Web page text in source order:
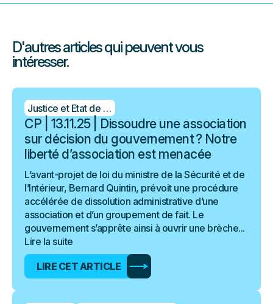
D'autres articles qui peuvent vous
intéresser.
Justice et Etat de droit
CP | 13.11.25 | Dissoudre une association
sur décision du gouvernement ? Notre
liberté d’association est menacée
L’avant-projet de loi du ministre de la Sécurité et de
l’Intérieur, Bernard Quintin, prévoit une procédure
accélérée de dissolution administrative d’une
association et d’un groupement de fait. Le
gouvernement s’apprête ainsi à ouvrir une brèche...
Lire la suite
LIRE CET ARTICLE